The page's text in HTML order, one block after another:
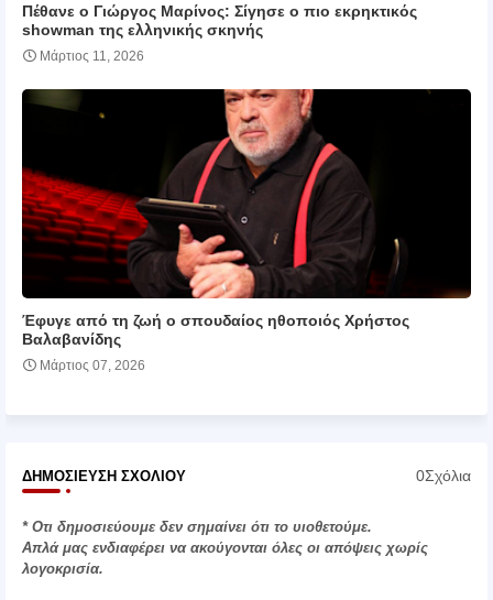
Πέθανε ο Γιώργος Μαρίνος: Σίγησε ο πιο εκρηκτικός
showman της ελληνικής σκηνής
Μάρτιος 11, 2026
Έφυγε από τη ζωή ο σπουδαίος ηθοποιός Χρήστος
Βαλαβανίδης
Μάρτιος 07, 2026
ΔΗΜΟΣΊΕΥΣΗ ΣΧΟΛΊΟΥ 0Σχόλια
* Οτι δημοσιεύουμε δεν σημαίνει ότι το υιοθετούμε.
Απλά μας ενδιαφέρει να ακούγονται όλες οι απόψεις χωρίς
λογοκρισία.